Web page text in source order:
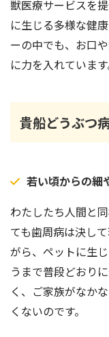
獣医療サービスを
に生じる多様な健
ーの中でも、お口
に力を入れています
貴船どうぶつ
若い頃からの細
わたしたち人間と
ても歯周病は決し
がら、ペットに生
うまで普段どおり
く、ご家族がなか
くないのです。